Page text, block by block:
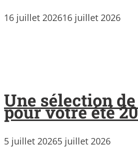
16 juillet 202616 juillet 2026
Une sélection de
pour votre été
5 juillet 20265 juillet 2026